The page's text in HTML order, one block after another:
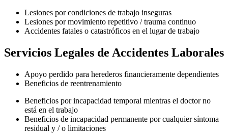
Lesiones por condiciones de trabajo inseguras
Lesiones por movimiento repetitivo / trauma continuo
Accidentes fatales o catastróficos en el lugar de trabajo
Servicios Legales de Accidentes Laborales
Apoyo perdido para herederos financieramente dependientes
Beneficios de reentrenamiento
Beneficios por incapacidad temporal mientras el doctor no
está en el trabajo
Beneficios de incapacidad permanente por cualquier síntoma
residual y / o limitaciones